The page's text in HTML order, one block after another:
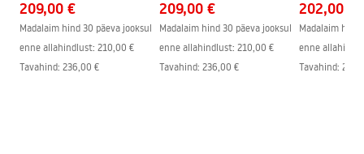
209,00 €
Madalaim hind 30 päeva jooksul
enne allahindlust: 210,00 €
Tavahind: 236,00 €
209,00 €
Madalaim hind 30 päeva jooksul
enne allahindlust: 210,00 €
Tavahind: 236,00 €
202,00 €
Madalaim hind
enne
Tavahind: